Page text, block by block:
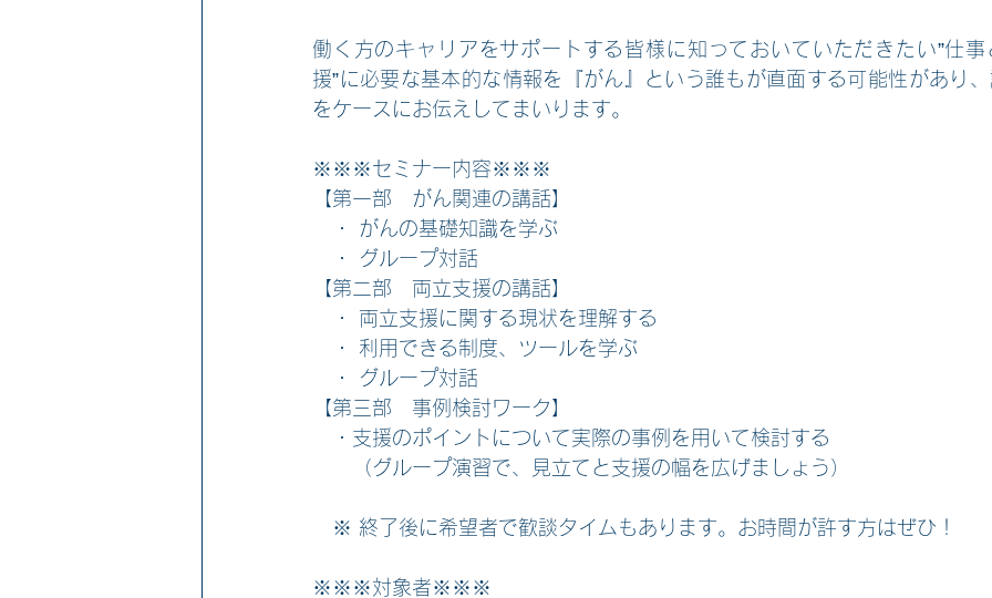
働く方のキャリアをサポートする皆様に知っておいていただきたい”仕
援”に必要な基本的な情報を『がん』という誰もが直面する可能性があり
をケースにお伝えしてまいります。
※※※セミナー内容※※※
【第一部　がん関連の講話】
・ がんの基礎知識を学ぶ
・ グループ対話
【第二部　両立支援の講話】
・ 両立支援に関する現状を理解する
・ 利用できる制度、ツールを学ぶ
・ グループ対話
【第三部　事例検討ワーク】
・支援のポイントについて実際の事例を用いて検討する
（グループ演習で、見立てと支援の幅を広げましょう）
※ 終了後に希望者で歓談タイムもあります。お時間が許す方はぜひ！
※※※対象者※※※